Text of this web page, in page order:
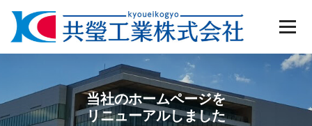
Skip
content
当社のホームページを
リニューアルしました